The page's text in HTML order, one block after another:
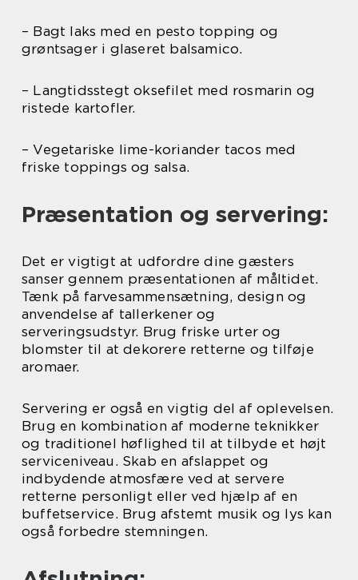
– Bagt laks med en pesto topping og
grøntsager i glaseret balsamico.
– Langtidsstegt oksefilet med rosmarin og
ristede kartofler.
– Vegetariske lime-koriander tacos med
friske toppings og salsa.
Præsentation og servering:
Det er vigtigt at udfordre dine gæsters
sanser gennem præsentationen af måltidet.
Tænk på farvesammensætning, design og
anvendelse af tallerkener og
serveringsudstyr. Brug friske urter og
blomster til at dekorere retterne og tilføje
aromaer.
Servering er også en vigtig del af oplevelsen.
Brug en kombination af moderne teknikker
og traditionel høflighed til at tilbyde et højt
serviceniveau. Skab en afslappet og
indbydende atmosfære ved at servere
retterne personligt eller ved hjælp af en
buffetservice. Brug afstemt musik og lys kan
også forbedre stemningen.